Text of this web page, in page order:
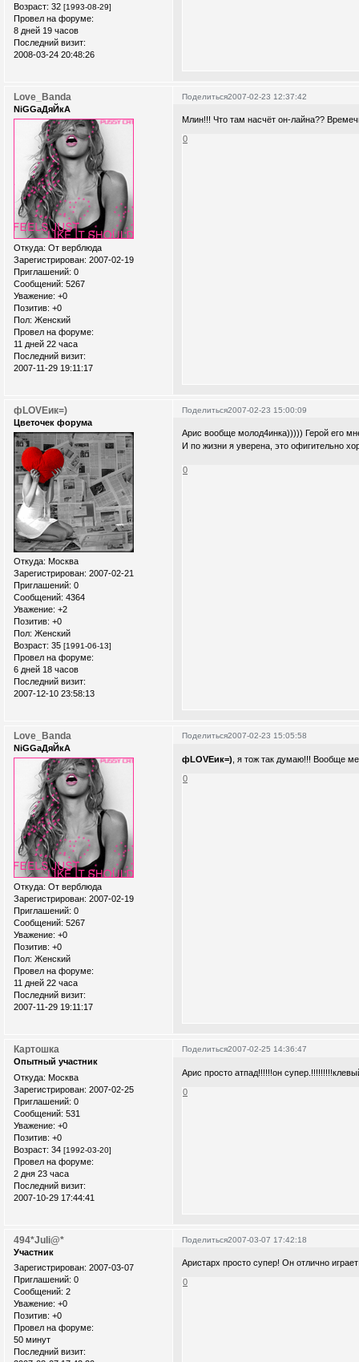
Возраст: 32 [1993-08-29]
Провел на форуме:
8 дней 19 часов
Последний визит:
2008-03-24 20:48:26
Поделиться2007-02-23 12:37:42
Love_Banda
NiGGaДяЙкА
Откуда: От верблюда
Зарегистрирован: 2007-02-19
Приглашений: 0
Сообщений: 5267
Уважение: +0
Позитив: +0
Пол: Женский
Провел на форуме:
11 дней 22 часа
Последний визит:
2007-11-29 19:11:17
Млин!!! Что там насчёт он-лайна??
0
Поделиться2007-02-23 15:00:09
фLOVEик=)
Цветочек форума
Откуда: Москва
Зарегистрирован: 2007-02-21
Приглашений: 0
Сообщений: 4364
Уважение: +2
Позитив: +0
Пол: Женский
Возраст: 35 [1991-06-13]
Провел на форуме:
6 дней 18 часов
Последний визит:
2007-12-10 23:58:13
Арис вообще молод4инка))))) Герой его
И по жизни я уверена, это офигительно
0
Поделиться2007-02-23 15:05:58
Love_Banda
NiGGaДяЙкА
Откуда: От верблюда
Зарегистрирован: 2007-02-19
Приглашений: 0
Сообщений: 5267
Уважение: +0
Позитив: +0
Пол: Женский
Провел на форуме:
11 дней 22 часа
Последний визит:
2007-11-29 19:11:17
фLOVEик=) , я тож так думаю!!! Вообще
0
Поделиться2007-02-25 14:36:47
Картошка
Опытный участник
Откуда: Москва
Зарегистрирован: 2007-02-25
Приглашений: 0
Сообщений: 531
Уважение: +0
Позитив: +0
Возраст: 34 [1992-03-20]
Провел на форуме:
2 дня 23 часа
Последний визит:
2007-10-29 17:44:41
Арис просто атпад!!!!!!он
0
Поделиться2007-03-07 17:42:18
494*Juli@*
Участник
Зарегистрирован: 2007-03-07
Приглашений: 0
Сообщений: 2
Уважение: +0
Позитив: +0
Провел на форуме:
50 минут
Последний визит:
Аристарх просто супер! Он отлично
0